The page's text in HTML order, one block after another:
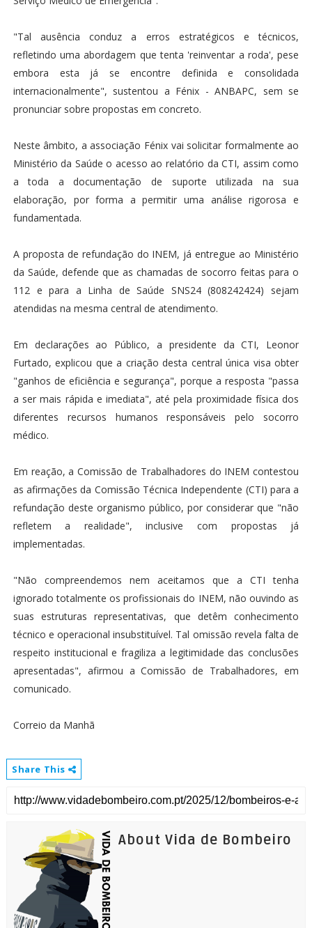
"Tal ausência conduz a erros estratégicos e técnicos,
refletindo uma abordagem que tenta 'reinventar a roda', pese
embora esta já se encontre definida e consolidada
internacionalmente", sustentou a Fénix - ANBAPC, sem se
pronunciar sobre propostas em concreto.
Neste âmbito, a associação Fénix vai solicitar formalmente ao
Ministério da Saúde o acesso ao relatório da CTI, assim como
a toda a documentação de suporte utilizada na sua
elaboração, por forma a permitir uma análise rigorosa e
fundamentada.
A proposta de refundação do INEM, já entregue ao Ministério
da Saúde, defende que as chamadas de socorro feitas para o
112 e para a Linha de Saúde SNS24 (808242424) sejam
atendidas na mesma central de atendimento.
Em declarações ao Público, a presidente da CTI, Leonor
Furtado, explicou que a criação desta central única visa obter
"ganhos de eficiência e segurança", porque a resposta "passa
a ser mais rápida e imediata", até pela proximidade física dos
diferentes recursos humanos responsáveis pelo socorro
médico.
Em reação, a Comissão de Trabalhadores do INEM contestou
as afirmações da Comissão Técnica Independente (CTI) para a
refundação deste organismo público, por considerar que "não
refletem a realidade", inclusive com propostas já
implementadas.
"Não compreendemos nem aceitamos que a CTI tenha
ignorado totalmente os profissionais do INEM, não ouvindo as
suas estruturas representativas, que detêm conhecimento
técnico e operacional insubstituível. Tal omissão revela falta de
respeito institucional e fragiliza a legitimidade das conclusões
apresentadas", afirmou a Comissão de Trabalhadores, em
comunicado.
Correio da Manhã
Share This
About Vida de Bombeiro